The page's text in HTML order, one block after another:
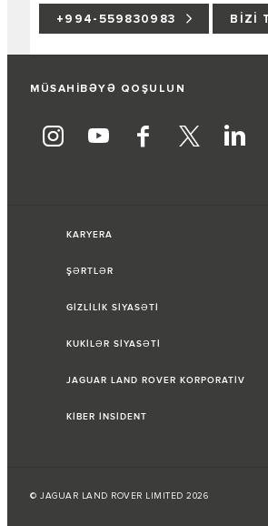
+994-559830983 BIZI
MÜSAHİBƏYƏ QOŞULUN
KARYERA
ŞƏRTLƏR
GİZLİLİK SİYASƏTİ
KUKİLƏR SİYASƏTİ
JAGUAR LAND ROVER KORPORATİV
KİBER İNSİDENT
© JAGUAR LAND ROVER LIMITED 2026